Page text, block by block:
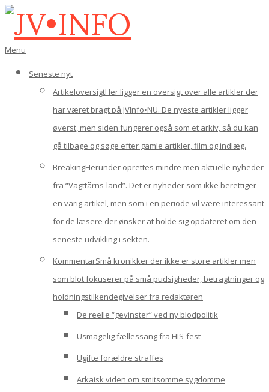
Gå
indhold
JV•INFO
Den
navigations-
Menu
Seneste nyt
ArtikeloversigtHer ligger en oversigt over alle artikler der
har været bragt på JVInfo•NU. De nyeste artikler ligger
øverst, men siden fungerer også som et arkiv, så du kan
gå tilbage og søge efter gamle artikler, film og indlæg.
BreakingHerunder oprettes mindre men aktuelle nyheder
fra “Vagttårns-land”. Det er nyheder som ikke berettiger
en varig artikel, men som i en periode vil være interessant
for de læsere der ønsker at holde sig opdateret om den
seneste udvikling i sekten.
KommentarSmå kronikker der ikke er store artikler men
som blot fokuserer på små pudsigheder, betragtninger og
holdningstilkendegivelser fra redaktøren
De reelle “gevinster” ved ny blodpolitik
Usmagelig fællessang fra HIS-fest
Ugifte forældre straffes
Arkaisk viden om smitsomme sygdomme